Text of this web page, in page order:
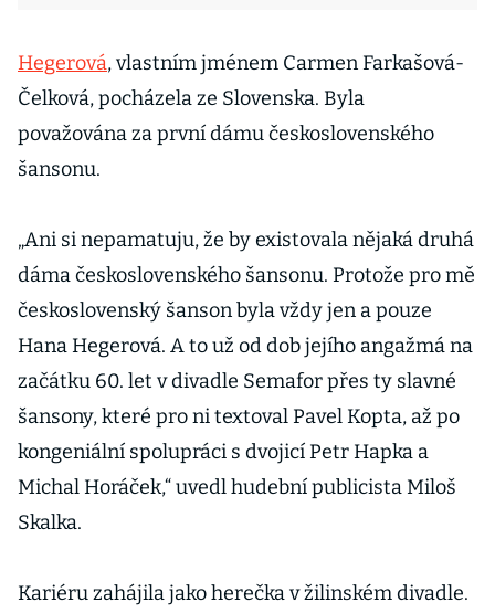
Hegerová, vlastním jménem Carmen Farkašová-
Čelková, pocházela ze Slovenska. Byla
považována za první dámu československého
šansonu.
„Ani si nepamatuju, že by existovala nějaká druhá
dáma československého šansonu. Protože pro mě
československý šanson byla vždy jen a pouze
Hana Hegerová. A to už od dob jejího angažmá na
začátku 60. let v divadle Semafor přes ty slavné
šansony, které pro ni textoval Pavel Kopta, až po
kongeniální spolupráci s dvojicí Petr Hapka a
Michal Horáček,“ uvedl hudební publicista Miloš
Skalka.
Kariéru zahájila jako herečka v žilinském divadle.